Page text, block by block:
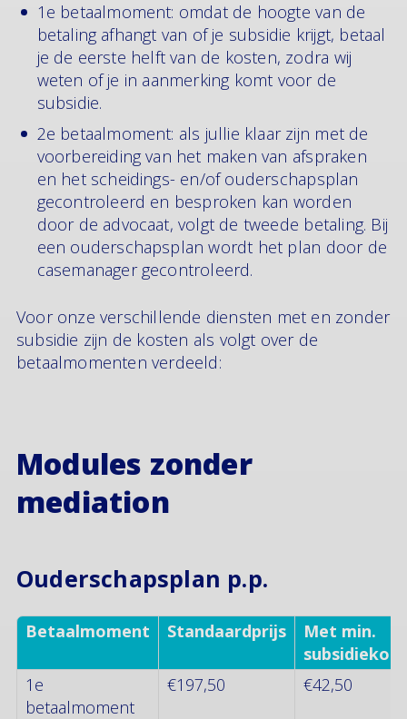
1e betaalmoment: omdat de hoogte van de
betaling afhangt van of je subsidie krijgt, betaal
je de eerste helft van de kosten, zodra wij
weten of je in aanmerking komt voor de
subsidie.
2e betaalmoment: als jullie klaar zijn met de
voorbereiding van het maken van afspraken
en het scheidings- en/of ouderschapsplan
gecontroleerd en besproken kan worden
door de advocaat, volgt de tweede betaling. Bij
een ouderschapsplan wordt het plan door de
casemanager gecontroleerd.
Voor onze verschillende diensten met en zonder
subsidie zijn de kosten als volgt over de
betaalmomenten verdeeld:
Modules zonder
mediation
Ouderschapsplan p.p.
Betaalmoment Standaardprijs
Met min.
1e
betaalmoment
€197,50 €42,50